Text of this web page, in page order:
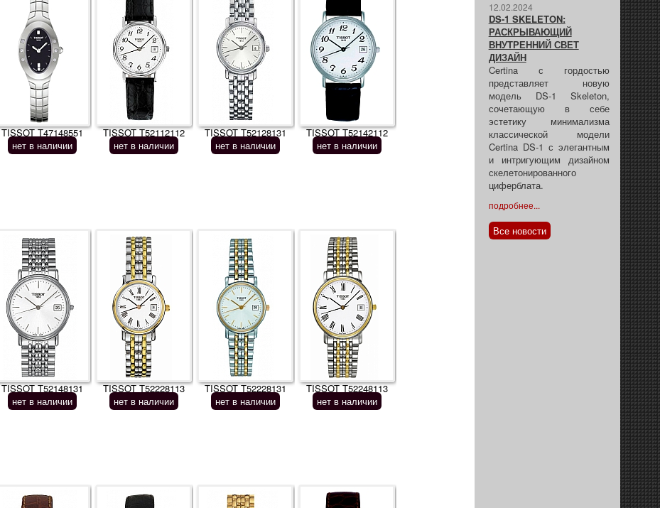
TISSOT T47148551
нет в наличии
TISSOT T52112112
нет в наличии
TISSOT T52128131
нет в наличии
TISSOT T52142112
нет в наличии
TISSOT T52148131
нет в наличии
TISSOT T52228113
нет в наличии
TISSOT T52228131
нет в наличии
TISSOT T52248113
нет в наличии
12.02.2024
DS-1 SKELETON:
РАСКРЫВАЮЩИЙ
ВНУТРЕННИЙ СВЕТ
ДИЗАЙН
Certina с гордостью
представляет новую
модель DS-1 Skeleton,
сочетающую в себе
эстетику минимализма
классической модели
Certina DS-1 с элегантным
и интригующим дизайном
скелетонированного
циферблата.
подробнее...
Все новости